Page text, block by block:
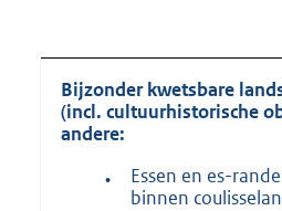
Bijzonder kwetsbare
(incl. cultuurhistorische
andere:
•
Essen en es-
binnen